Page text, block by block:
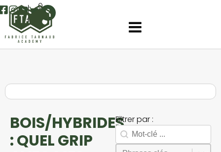
0
BOIS/HYBRIDES
: QUEL GRIP
Filtrer par :
Search facet-2
Rechercher
Phrases
Sélectionnez le contenu